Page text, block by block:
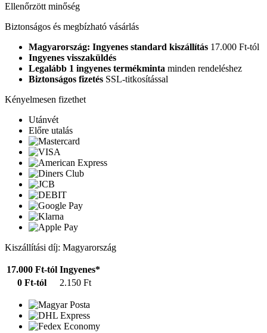
Ellenőrzött minőség
Biztonságos és megbízható vásárlás
Magyarország: Ingyenes standard kiszállítás 17.000 Ft-tól
Ingyenes visszaküldés
Legalább 1 ingyenes termékminta minden rendeléshez
Biztonságos fizetés SSL-titkosítással
Kényelmesen fizethet
Utánvét
Előre utalás
Kiszállítási díj: Magyarország
17.000 Ft-tól Ingyenes*
0 Ft-tól
2.150 Ft